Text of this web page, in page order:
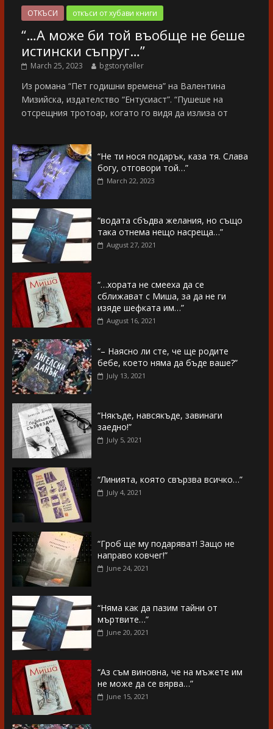
ОТКЪСИ откъси от хубави книги
“…А може би той въобще не беше
истински съпруг…”
March 25, 2023 bgstoryteller
Из романа “Пет годишни времена” на Валентина
Мизийска, издателство “Ентусиаст”. “Пушеше на
отсрещния тротоар, когато го видя да излиза от
“Не ти нося подарък, каза тя. Слава
богу, отговори той…”
March 22, 2023
“водата сбъдва желания, но също
така отнема нещо насреща…”
August 27, 2021
“…хората не смееха да се
сближават с Миша, за да не ги
изяде шефката им…”
August 16, 2021
“– Наясно ли сте, че ще родите
бебе, което няма да бъде ваше?”
July 13, 2021
“Някъде, навсякъде, завинаги
заедно!”
July 5, 2021
“Линията, която свързва всичко…”
July 4, 2021
“Гроб ще му подаряват! Защо не
направо ковчег!”
June 24, 2021
“Няма как да пазим тайни от
мъртвите…”
June 20, 2021
“Аз съм виновна, че на мъжете им
не може да се вярва…”
June 15, 2021